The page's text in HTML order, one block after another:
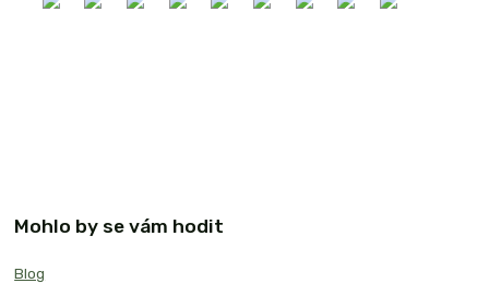
Mohlo by se vám hodit
Blog